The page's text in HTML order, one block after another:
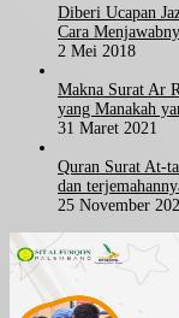
Diberi Ucapan
Cara
2 Mei 2018
Makna Surat Ar
yang Manakah
31 Maret 2021
Quran Surat At-
dan
25 November